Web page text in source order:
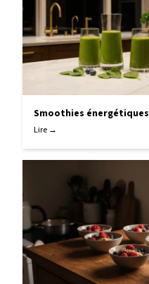
Smoothies énergétiques
Lire →